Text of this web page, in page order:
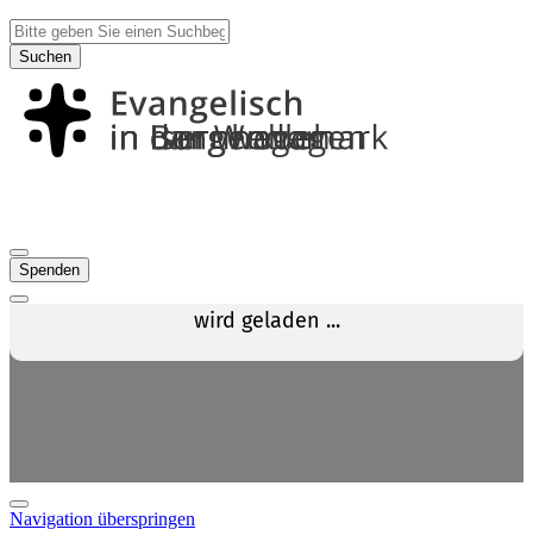
Suchen
Spenden
Navigation überspringen